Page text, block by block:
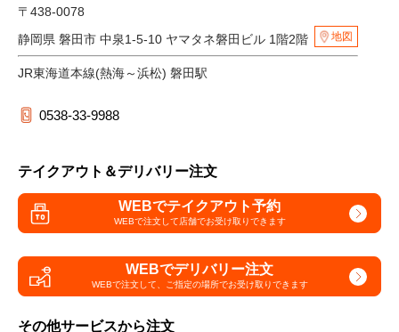
〒438-0078
静岡県 磐田市 中泉1-5-10 ヤマタネ磐田ビル 1階2階
地図
JR東海道本線(熱海～浜松) 磐田駅
0538-33-9988
テイクアウト＆デリバリー注文
WEBでテイクアウト予約
WEBで注文して店舗でお受け取りできます
WEBでデリバリー注文
WEBで注文して、 ご指定の場所でお受け取りできます
その他サービスから注文